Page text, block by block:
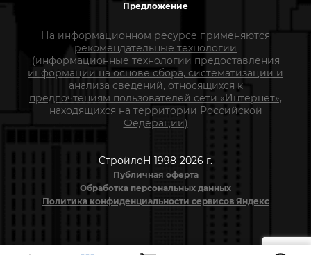
Предложение
На информационном ресурсе применяются
рекомендательные технологии
(информационные технологии предоставления
информации на основе сбора, систематизации и
анализа сведений, относящихся к
предпочтениям пользователей сети «Интернет»,
находящихся на территории Российской
Федерации)
СтройлоН 1998-2026 г.
Публичная оферта
Обработка персональных данных
Политика конфиденциальности сервисов Яндекс